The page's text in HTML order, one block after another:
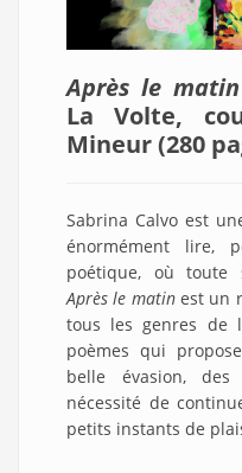
Après le matin
La Volte,
Mineur (280
Sabrina Calvo est
énormément lire,
poétique, où toute
Après le matinest un
tous les genres de
poèmes qui
belle évasion,
nécessité de
petits instants de